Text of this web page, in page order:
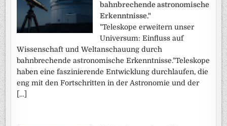
bahnbrechende astronomische
Erkenntnisse."
"Teleskope erweitern unser
Universum: Einfluss auf
Wissenschaft und Weltanschauung durch
bahnbrechende astronomische Erkenntnisse."Teleskope
haben eine faszinierende Entwicklung durchlaufen, die
eng mit den Fortschritten in der Astronomie und der
[…]